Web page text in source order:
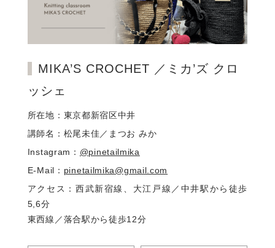
MIKA’S CROCHET ／ミカ’ズ クロ
ッシェ
所在地：東京都新宿区中井
講師名：松尾未佳／まつお みか
Instagram： @pinetailmika
E-Mail： pinetailmika@gmail.com
アクセス：西武新宿線、大江戸線／中井駅から徒歩
5,6分
東西線／落合駅から徒歩12分